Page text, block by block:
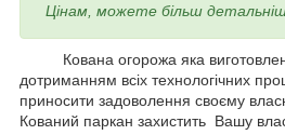
Цінам, можете більш
Кована огорожа яка
дотриманням всіх технологічних
приносити задоволення своєму
Кований паркан захистить Вашу